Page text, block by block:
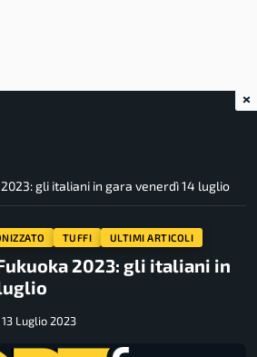
gli italiani in gara venerdì 14 luglio
TUFFI ULTIMI ARTICOLI
2023: gli italiani in
13 Luglio 2023
×